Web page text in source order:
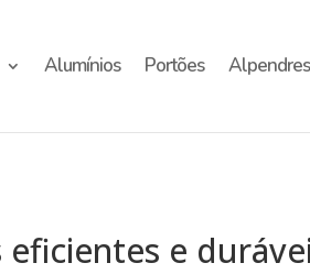
Alumínios Portões
eficientes e